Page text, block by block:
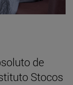
de
Stocos